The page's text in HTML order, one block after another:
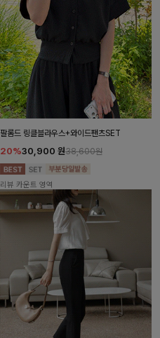
팔롬드 링클블라우스+와이드팬츠SET
20%30,900 원38,600원
리뷰 카운트 영역